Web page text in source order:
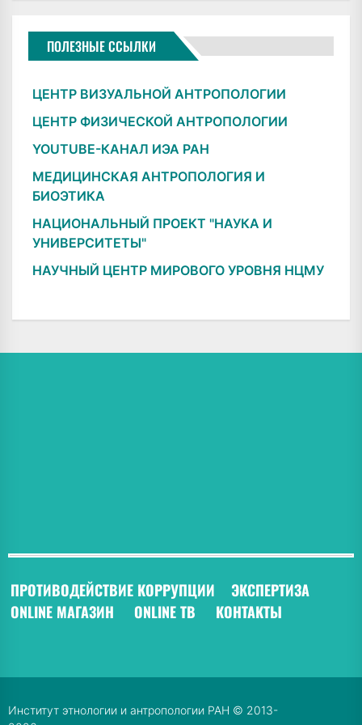
ПОЛЕЗНЫЕ ССЫЛКИ
ЦЕНТР ВИЗУАЛЬНОЙ АНТРОПОЛОГИИ
ЦЕНТР ФИЗИЧЕСКОЙ АНТРОПОЛОГИИ
YOUTUBE-КАНАЛ ИЭА РАН
МЕДИЦИНСКАЯ АНТРОПОЛОГИЯ И
БИОЭТИКА
НАЦИОНАЛЬНЫЙ ПРОЕКТ "НАУКА И
УНИВЕРСИТЕТЫ"
НАУЧНЫЙ ЦЕНТР МИРОВОГО УРОВНЯ НЦМУ
ПРОТИВОДЕЙСТВИЕ КОРРУПЦИИ ЭКСПЕРТИЗА
ONLINE МАГАЗИН
ONLINE ТВ КОНТАКТЫ
Институт этнологии и антропологии РАН © 2013-